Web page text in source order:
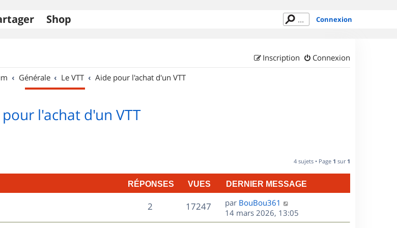
Shop Connexion
Connexion
Inscription
Générale Le VTT Aide pour l'achat d'un VTT
l'achat d'un VTT
4 sujets • Page 1 sur 1
RÉPONSES VUES DERNIER MESSAGE
2R
é
17247V
u
D
e
r
par BouBou361
14 mars 2026, 13:05